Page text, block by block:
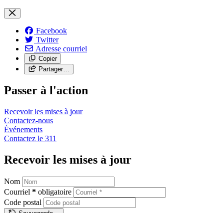
Facebook
Twitter
Adresse courriel
Copier
Partager…
Passer à l'action
Recevoir les mises à jour
Contactez-nous
Événements
Contactez le 311
Recevoir les mises à jour
Nom
Courriel * obligatoire
Code postal